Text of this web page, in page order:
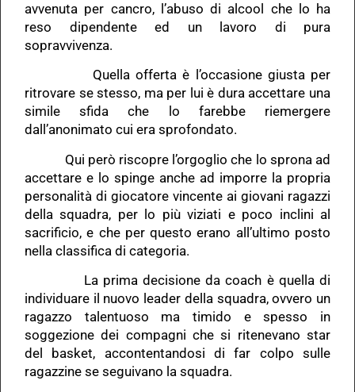
avvenuta per cancro, l’abuso di alcool che lo ha
reso dipendente ed un lavoro di pura
sopravvivenza.
Quella offerta è l’occasione giusta per
ritrovare se stesso, ma per lui è dura accettare una
simile sfida che lo farebbe riemergere
dall’anonimato cui era sprofondato.
Qui però riscopre l’orgoglio che lo sprona ad
accettare e lo spinge anche ad imporre la propria
personalità di giocatore vincente ai giovani ragazzi
della squadra, per lo più viziati e poco inclini al
sacrificio, e che per questo erano all’ultimo posto
nella classifica di categoria.
La prima decisione da coach è quella di
individuare il nuovo leader della squadra, ovvero un
ragazzo talentuoso ma timido e spesso in
soggezione dei compagni che si ritenevano star
del basket, accontentandosi di far colpo sulle
ragazzine se seguivano la squadra.